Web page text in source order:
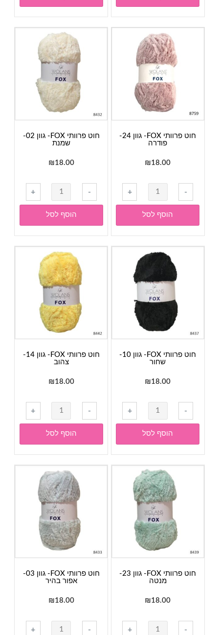
פרוותי
FOX-
גוון
טורקיז
חוט פרוותי FOX- גוון 24-
פודרה
₪18.00
-
כמות
של
חוט
פרוותי
FOX-
גוון
+
הוסף לסל
חוט פרוותי FOX- גוון 02-
שמנת
₪18.00
-
כמות
של
חוט
פרוותי
FOX-
גוון
02-
שמנת
+
הוסף לסל
חוט פרוותי FOX- גוון 10-
שחור
₪18.00
-
כמות
של
חוט
פרוותי
FOX-
גוון
10-
שחור
+
הוסף לסל
חוט פרוותי FOX- גוון 14-
צהוב
₪18.00
-
כמות
של
חוט
פרוותי
FOX-
גוון
14-
צהוב
+
הוסף לסל
חוט פרוותי FOX- גוון 23-
מנטה
₪18.00
-
כמות
+
חוט פרוותי FOX- גוון 03-
אפור בהיר
₪18.00
-
כמות
+